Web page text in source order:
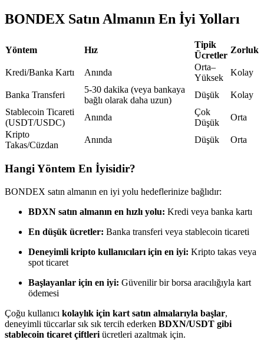
En iyi traderlarla güçlerinizi birleştirin
Kopya Tüccarı Olun
Kâr paylaşımı ve kopya ticaret komisyonlarının tadını çıkarın
BONDEX Satın Almanın En İyi Yolları
Yöntem Hız
Tipik
Ücretler
Zorluk
Kredi/Banka Kartı Anında
Orta–
Yüksek
Kolay
Banka Transferi
5-30 dakika (veya bankaya
bağlı olarak daha uzun)
Düşük
Kolay
Stablecoin Ticareti
(USDT/USDC)
Anında
Çok
Düşük
Orta
Kripto
Takas/Cüzdan
Anında Düşük Orta
Hangi Yöntem En İyisidir?
BONDEX satın almanın en iyi yolu hedeflerinize bağlıdır:
BDXN satın almanın en hızlı yolu: Kredi veya banka kartı
En düşük ücretler: Banka transferi veya stablecoin ticareti
Deneyimli kripto kullanıcıları için en iyi: Kripto takas veya
spot ticaret
Başlayanlar için en iyi: Güvenilir bir borsa aracılığıyla kart
ödemesi
Çoğu kullanıcı kolaylık için kart satın almalarıyla başlar,
deneyimli tüccarlar sık sık tercih ederken BDXN/USDT gibi
stablecoin ticaret çiftleri ücretleri azaltmak için.